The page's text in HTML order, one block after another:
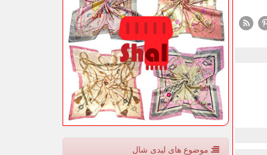
موضوع های لیدی شال